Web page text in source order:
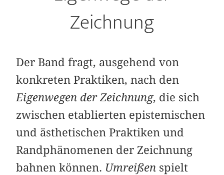
Zeichnung
Der Band fragt, ausgehend von
konkreten Praktiken, nach den
Eigenwegen der Zeichnung, die sich
zwischen etablierten epistemischen
und ästhetischen Praktiken und
Randphänomenen der Zeichnung
bahnen können. Umreißen spielt